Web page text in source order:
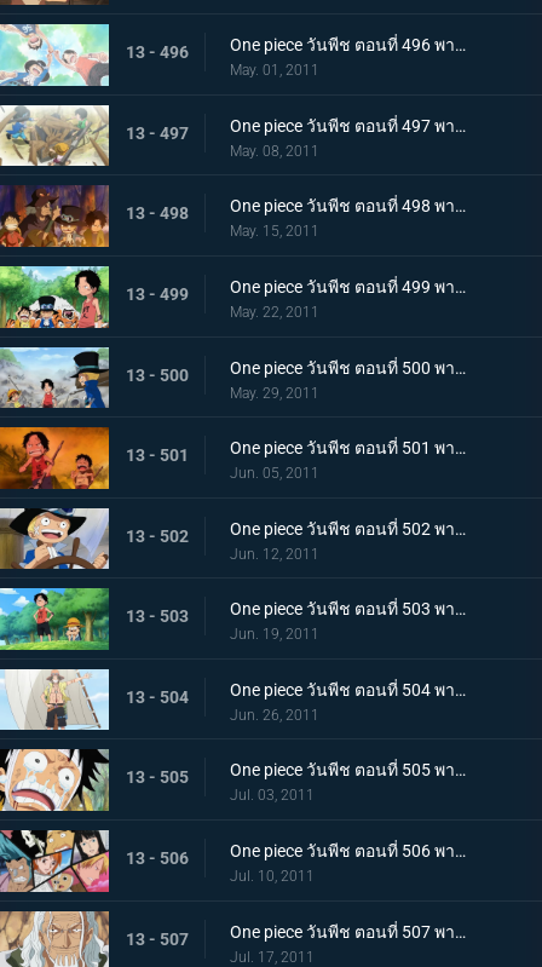
13 - 496 One piece วันพีช ตอนที่ 496 พากย์ไทย สักวัน! จะออกทะเล จอกสาบานของสามตัวแสบ
May. 01, 2011
13 - 497 One piece วันพีช ตอนที่ 497 พากย์ไทย บอกลากลุ่มดาดัน! สร้างฐานลับเสร็จแล้ว
May. 08, 2011
13 - 498 One piece วันพีช ตอนที่ 498 พากย์ไทย ลูฟี่ขอเป็นศิษย์!? ชายผู้เคยต่อสู้กับราชาโจรสลัด!
May. 15, 2011
13 - 499 One piece วันพีช ตอนที่ 499 พากย์ไทย ตัดสินกับเสือยักษ์! ใครกันที่จะได้เป็นกัปตัน!
May. 22, 2011
13 - 500 One piece วันพีช ตอนที่ 500 พากย์ไทย อิสระที่ถูกชิงไป! กับดักของขุนนางที่บีบคั้นสามพี่น้อง
May. 29, 2011
13 - 501 One piece วันพีช ตอนที่ 501 พากย์ไทย ไฟที่ถูกจุดขึ้น! เกรย์!เทอมินอล ตกอยู่ในอันตราย
Jun. 05, 2011
13 - 502 One piece วันพีช ตอนที่ 502 พากย์ไทย อิสระอยู่แห่งหนใด!? การออกเรือที่แสนเศร้าของเด็กชาย
Jun. 12, 2011
13 - 503 One piece วันพีช ตอนที่ 503 พากย์ไทย ฝากดูแลด้วย! จดหมายที่พี่น้องทิ้งไว้!
Jun. 19, 2011
13 - 504 One piece วันพีช ตอนที่ 504 พากย์ไทย เพื่อบรรลุคำสัญญา ! การออกเดินทางของแต่ละคน!
Jun. 26, 2011
13 - 505 One piece วันพีช ตอนที่ 505 พากย์ไทย อยากเจอพรรคพวก! เสียงตะโกนทั้งน้ำตาของลูฟี่
Jul. 03, 2011
13 - 506 One piece วันพีช ตอนที่ 506 พากย์ไทย กลุ่มหมวกฟางตกตะลึง! ข่าวร้ายที่มาเยือน
Jul. 10, 2011
13 - 507 One piece วันพีช ตอนที่ 507 พากย์ไทย พบราชานรกเรย์ลี่อีกครั้ง ได้เวลาลูฟี่ตัดสินใจ
Jul. 17, 2011